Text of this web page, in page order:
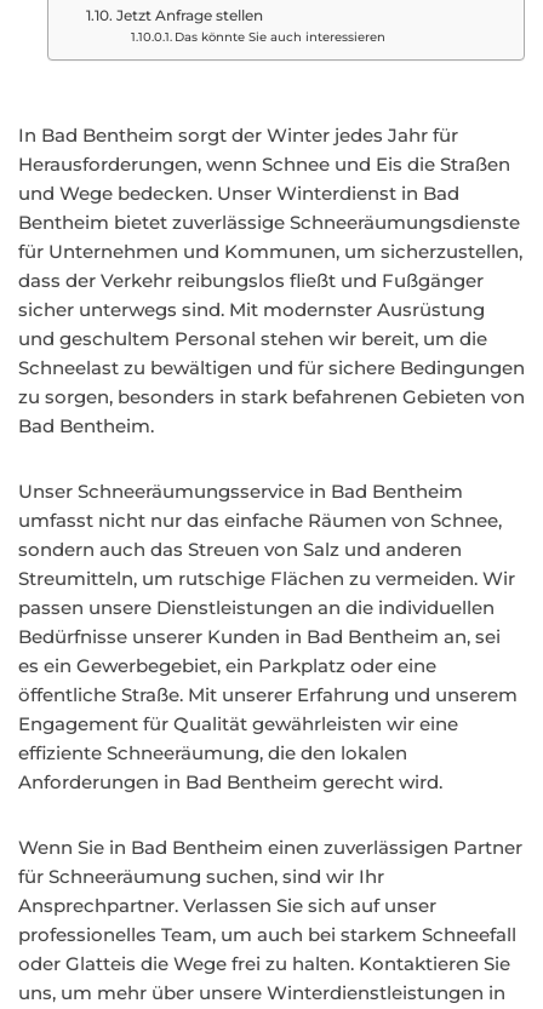
Jetzt Anfrage stellen
Das könnte Sie auch interessieren
In Bad Bentheim sorgt der Winter jedes Jahr für
Herausforderungen, wenn Schnee und Eis die Straßen
und Wege bedecken. Unser Winterdienst in Bad
Bentheim bietet zuverlässige Schneeräumungsdienste
für Unternehmen und Kommunen, um sicherzustellen,
dass der Verkehr reibungslos fließt und Fußgänger
sicher unterwegs sind. Mit modernster Ausrüstung
und geschultem Personal stehen wir bereit, um die
Schneelast zu bewältigen und für sichere Bedingungen
zu sorgen, besonders in stark befahrenen Gebieten von
Bad Bentheim.
Unser Schneeräumungsservice in Bad Bentheim
umfasst nicht nur das einfache Räumen von Schnee,
sondern auch das Streuen von Salz und anderen
Streumitteln, um rutschige Flächen zu vermeiden. Wir
passen unsere Dienstleistungen an die individuellen
Bedürfnisse unserer Kunden in Bad Bentheim an, sei
es ein Gewerbegebiet, ein Parkplatz oder eine
öffentliche Straße. Mit unserer Erfahrung und unserem
Engagement für Qualität gewährleisten wir eine
effiziente Schneeräumung, die den lokalen
Anforderungen in Bad Bentheim gerecht wird.
Wenn Sie in Bad Bentheim einen zuverlässigen Partner
für Schneeräumung suchen, sind wir Ihr
Ansprechpartner. Verlassen Sie sich auf unser
professionelles Team, um auch bei starkem Schneefall
oder Glatteis die Wege frei zu halten. Kontaktieren Sie
uns, um mehr über unsere Winterdienstleistungen in